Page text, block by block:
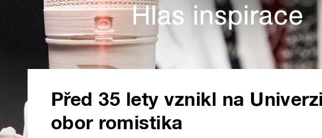
Před 35 lety vznikl na
obor romistika